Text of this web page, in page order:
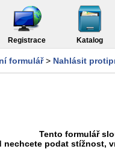
Registrace Katalog
formulář> Nahlásit
Tento formulář
nechcete podat stížnost,